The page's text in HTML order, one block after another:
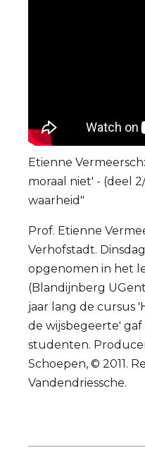
Etienne
moraal niet' - (deel
waarheid"
Prof. Etienne
Verhofstadt.
opgenomen in het
(Blandijnberg
jaar lang de cursus
de wijsbegeerte'
studenten.
Schoepen, © 2011.
Vandendriessche.